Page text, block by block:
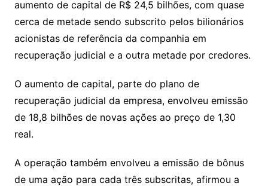
n
k
p
p
m
n
Cl
a
s
o
m
a
g
e
k.
c
o
e o
M
ai
d
s
aumento de capital de R$ 24,5 bilhões, com quase
cerca de metade sendo subscrito pelos bilionários
acionistas de referência da companhia em
recuperação judicial e a outra metade por credores.
O aumento de capital, parte do plano de
recuperação judicial da empresa, envolveu emissão
de 18,8 bilhões de novas ações ao preço de 1,30
real.
A operação também envolveu a emissão de bônus
de uma ação para cada três subscritas, afirmou a